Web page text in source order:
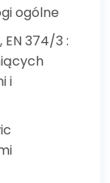
ogólne
EN 374/3 :
i